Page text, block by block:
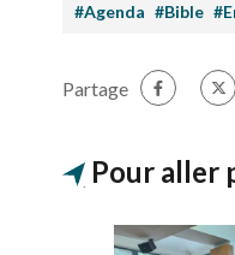
#Agenda #Bible
Partage
Pour aller